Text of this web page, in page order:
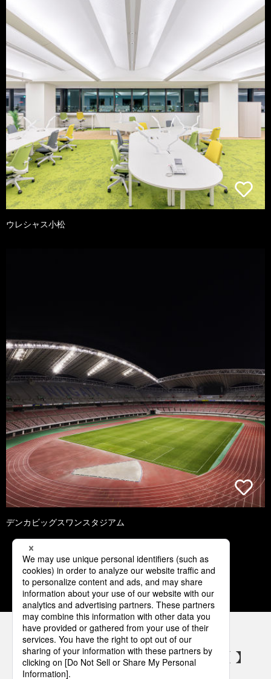
ウレシャス小松
デンカビッグスワンスタジアム
1 2 3 4 5
パナソニックの電気設備 SNSアカウント